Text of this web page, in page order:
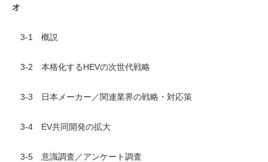
オ
3-1 概説
3-2 本格化するHEVの次世代戦略
3-3 日本メーカー／関連業界の戦略・対応策
3-4 EV共同開発の拡大
3-5 意識調査／アンケート調査